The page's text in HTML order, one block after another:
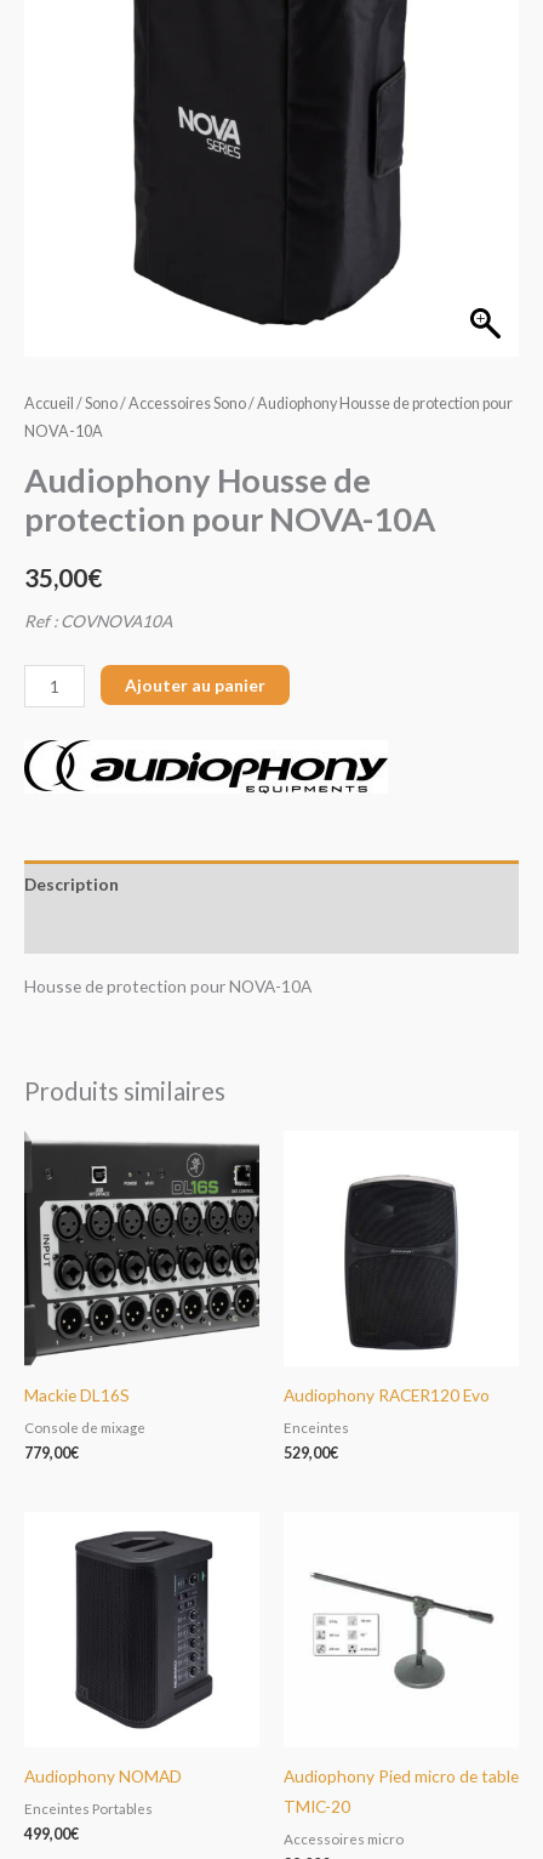
Accueil /Sono/Accessoires Sono/ Audiophony Housse de protection pour
NOVA-10A
Audiophony Housse de
protection pour NOVA-10A
35,00€
Ref : COVNOVA10A
Ajouter au panier
Description
Housse de protection pour NOVA-10A
Produits similaires
Mackie DL16S
Console de mixage
779,00€
Audiophony RACER120 Evo
Enceintes
529,00€
Audiophony NOMAD
Enceintes Portables
499,00€
Audiophony Pied micro de table
TMIC-20
Accessoires micro